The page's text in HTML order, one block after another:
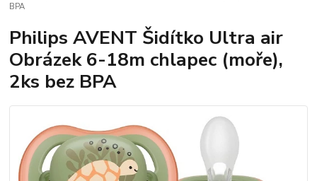
BPA
Philips AVENT Šidítko Ultra air
Obrázek 6-18m chlapec (moře),
2ks bez BPA